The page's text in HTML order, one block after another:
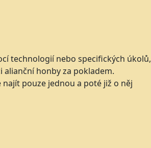
technologií nebo specifických úkolů,
honby za pokladem.
pouze jednou a poté již o něj